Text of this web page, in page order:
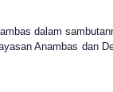
dalam
Anambas dan